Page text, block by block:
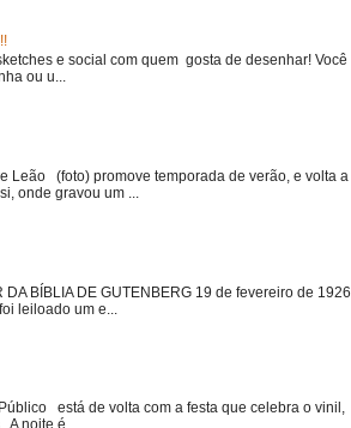
e social com quem gosta de desenhar! Você
ou u...
Leão (foto) promove temporada de verão, e volta a
onde gravou um ...
DA BÍBLIA DE GUTENBERG 19 de fevereiro de 1926
leiloado um e...
está de volta com a festa que celebra o vinil,